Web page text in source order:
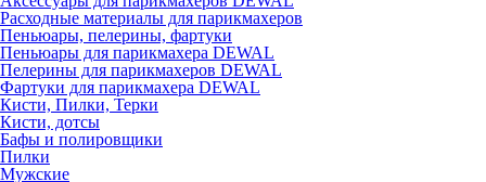
Расходные материалы для парикмахеров
Пеньюары, пелерины, фартуки
Пеньюары для парикмахера DEWAL
Пелерины для парикмахеров DEWAL
Фартуки для парикмахера DEWAL
Кисти, Пилки, Терки
Кисти, дотсы
Бафы и полировщики
Пилки
Мужские